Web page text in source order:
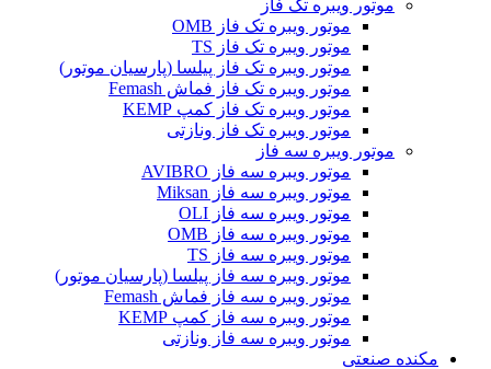
موتور ویبره تک فاز
موتور ویبره تک فاز OMB
موتور ویبره تک فاز TS
موتور ویبره تک فاز پیلسا (پارسیان موتور)
موتور ویبره تک فاز فماش Femash
موتور ویبره تک فاز کمپ KEMP
موتور ویبره تک فاز ونازتی
موتور ویبره سه فاز
موتور ویبره سه فاز AVIBRO
موتور ویبره سه فاز Miksan
موتور ویبره سه فاز OLI
موتور ویبره سه فاز OMB
موتور ویبره سه فاز TS
موتور ویبره سه فاز پیلسا (پارسیان موتور)
موتور ویبره سه فاز فماش Femash
موتور ویبره سه فاز کمپ KEMP
موتور ویبره سه فاز ونازتی
مکنده صنعتی